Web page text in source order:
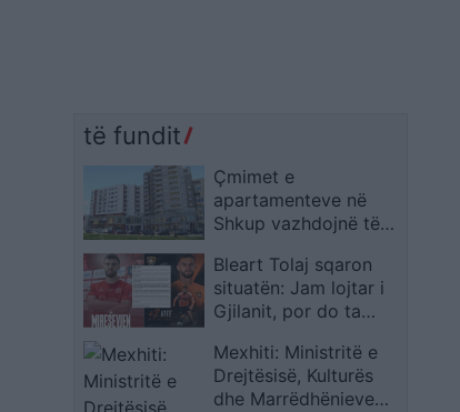
të fundit
Çmimet e
apartamenteve në
Shkup vazhdojnë të
Bleart Tolaj sqaron
situatën: Jam lojtar i
Gjilanit, por do ta
dy ndeshje evropiane
Mexhiti: Ministritë e
Drejtësisë, Kulturës
dhe Marrëdhënieve